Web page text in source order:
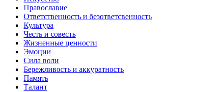
Православие
Ответственность и безответсвенность
Культура
Честь и совесть
Жизненные ценности
Эмоции
Сила воли
Бережливость и аккуратность
Память
Талант